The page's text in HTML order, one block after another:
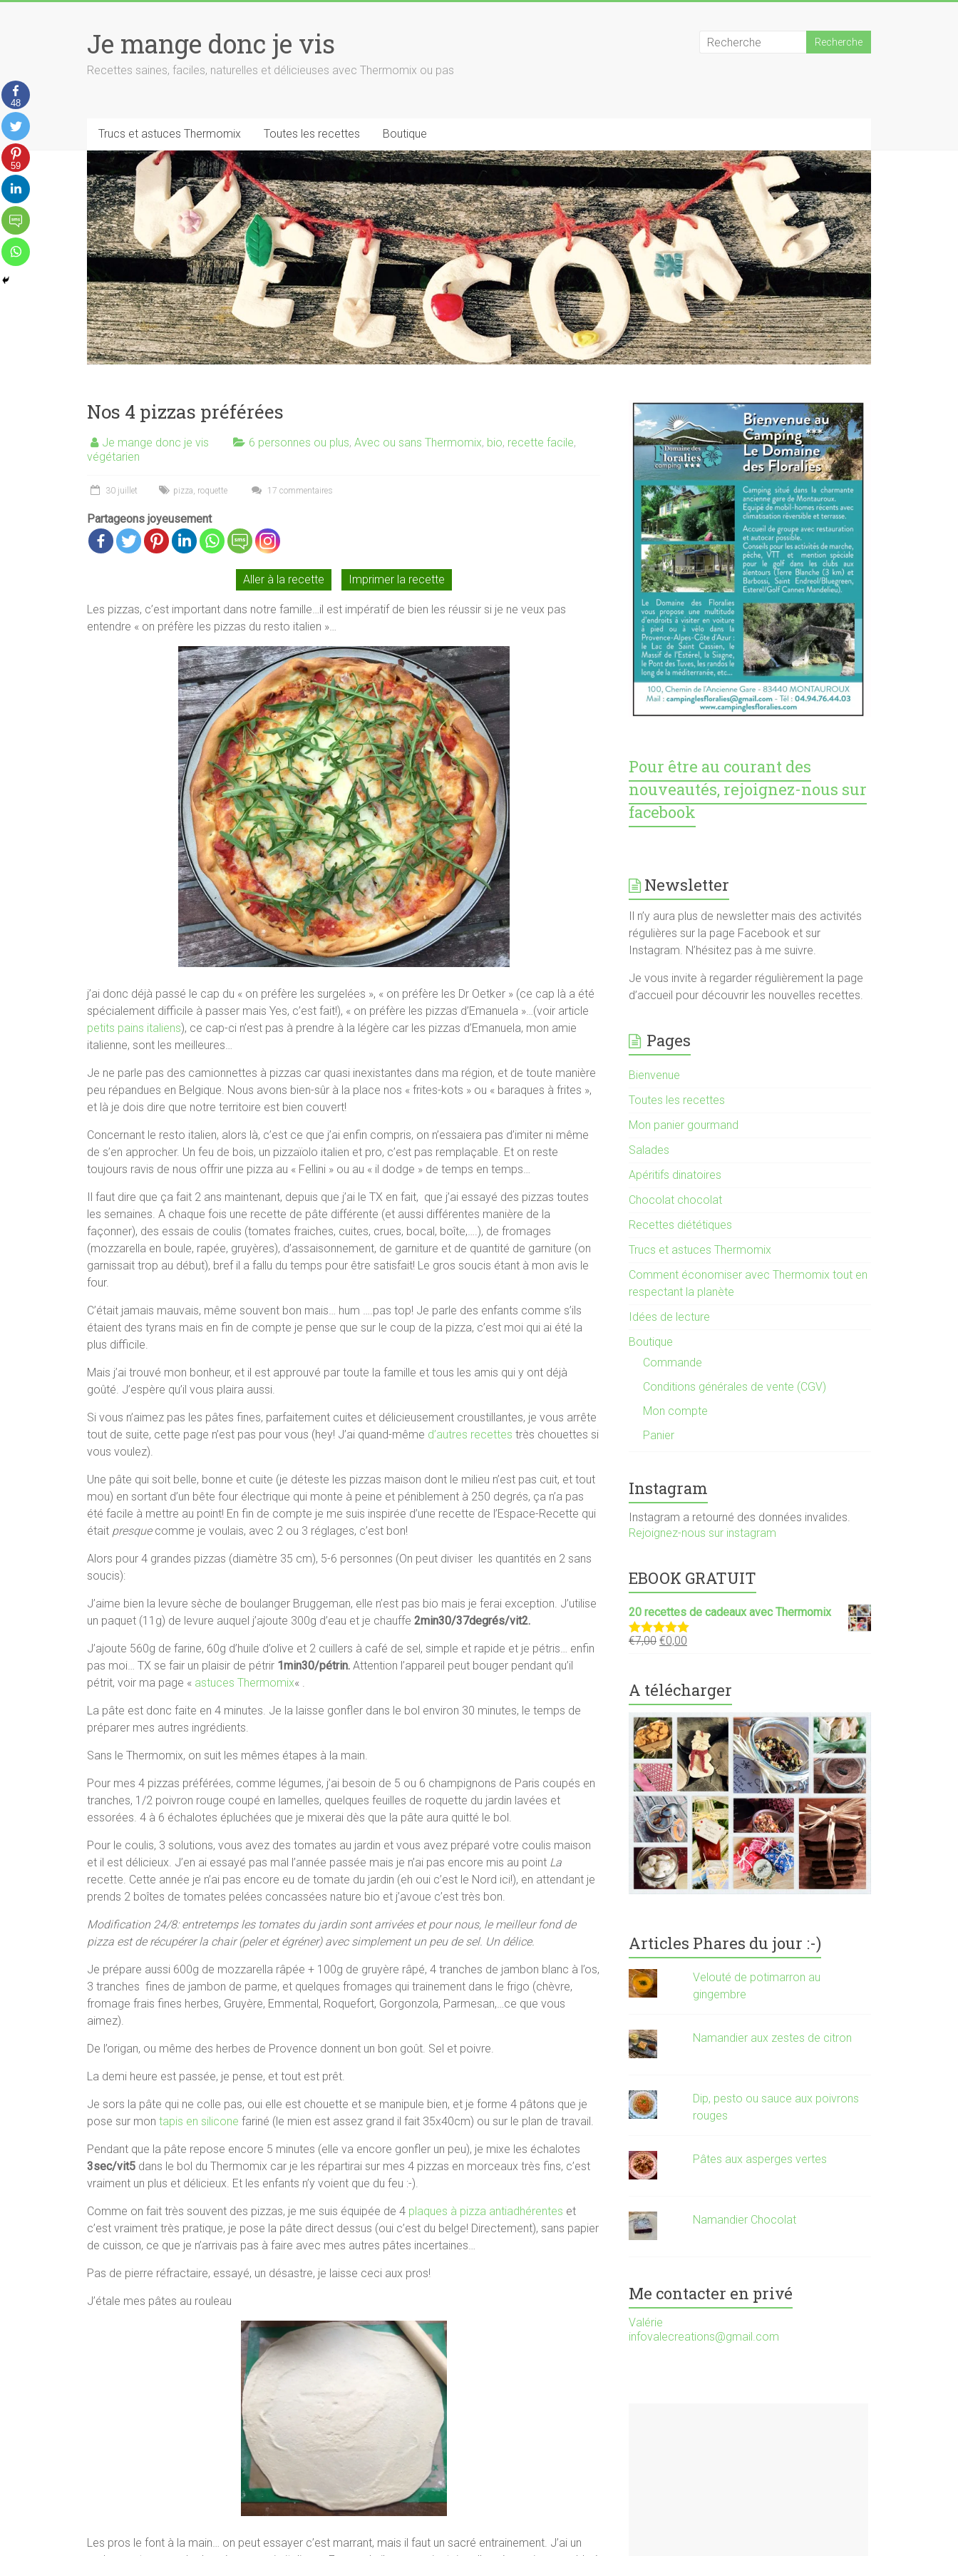
Je mange donc je vis
Recettes saines, faciles, naturelles et délicieuses avec Thermomix ou pas
Trucs et astuces Thermomix Toutes les recettes Boutique
Nos 4 pizzas préférées
Je mange donc je vis 6 personnes ou plus, Avec ou sans Thermomix, bio, recette facile,
végétarien
30 juillet pizza, roquette 17 commentaires
Partageons joyeusement
Aller à la recette Imprimer la recette
Les pizzas, c’est important dans notre famille…il est impératif de bien les réussir si je ne veux pas
entendre « on préfère les pizzas du resto italien »…
j’ai donc déjà passé le cap du « on préfère les surgelées », « on préfère les Dr Oetker » (ce cap là a été
spécialement difficile à passer mais Yes, c’est fait!), « on préfère les pizzas d’Emanuela »…(voir article
petits pains italiens), ce cap-ci n’est pas à prendre à la légère car les pizzas d’Emanuela, mon amie
italienne, sont les meilleures…
Je ne parle pas des camionnettes à pizzas car quasi inexistantes dans ma région, et de toute manière
peu répandues en Belgique. Nous avons bien-sûr à la place nos « frites-kots » ou « baraques à frites »,
et là je dois dire que notre territoire est bien couvert!
Concernant le resto italien, alors là, c’est ce que j’ai enfin compris, on n’essaiera pas d’imiter ni même
de s’en approcher. Un feu de bois, un pizzaïolo italien et pro, c’est pas remplaçable. Et on reste
toujours ravis de nous offrir une pizza au « Fellini » ou au « il dodge » de temps en temps…
Il faut dire que ça fait 2 ans maintenant, depuis que j’ai le TX en fait, que j’ai essayé des pizzas toutes
les semaines. A chaque fois une recette de pâte différente (et aussi différentes manière de la
façonner), des essais de coulis (tomates fraiches, cuites, crues, bocal, boîte,….), de fromages
(mozzarella en boule, rapée, gruyères), d’assaisonnement, de garniture et de quantité de garniture (on
garnissait trop au début), bref il a fallu du temps pour être satisfait! Le gros soucis étant à mon avis le
four.
C’était jamais mauvais, même souvent bon mais… hum ….pas top! Je parle des enfants comme s’ils
étaient des tyrans mais en fin de compte je pense que sur le coup de la pizza, c’est moi qui ai été la
plus difficile.
Mais j’ai trouvé mon bonheur, et il est approuvé par toute la famille et tous les amis qui y ont déjà
goûté. J’espère qu’il vous plaira aussi.
Si vous n’aimez pas les pâtes fines, parfaitement cuites et délicieusement croustillantes, je vous arrête
tout de suite, cette page n’est pas pour vous (hey! J’ai quand-même d’autres recettes très chouettes si
vous voulez).
Une pâte qui soit belle, bonne et cuite (je déteste les pizzas maison dont le milieu n’est pas cuit, et tout
mou) en sortant d’un bête four électrique qui monte à peine et péniblement à 250 degrés, ça n’a pas
été facile à mettre au point! En fin de compte je me suis inspirée d’une recette de l’Espace-Recette qui
était presquecomme je voulais, avec 2 ou 3 réglages, c’est bon!
Alors pour 4 grandes pizzas (diamètre 35 cm), 5-6 personnes (On peut diviser les quantités en 2 sans
soucis):
J’aime bien la levure sèche de boulanger Bruggeman, elle n’est pas bio mais je ferai exception. J’utilise
un paquet (11g) de levure auquel j’ajoute 300g d’eau et je chauffe 2min30/37degrés/vit2.
J’ajoute 560g de farine, 60g d’huile d’olive et 2 cuillers à café de sel, simple et rapide et je pétris… enfin
pas moi… TX se fair un plaisir de pétrir 1min30/pétrin. Attention l’appareil peut bouger pendant qu’il
pétrit, voir ma page « astuces Thermomix« .
La pâte est donc faite en 4 minutes. Je la laisse gonfler dans le bol environ 30 minutes, le temps de
préparer mes autres ingrédients.
Sans le Thermomix, on suit les mêmes étapes à la main.
Pour mes 4 pizzas préférées, comme légumes, j’ai besoin de 5 ou 6 champignons de Paris coupés en
tranches, 1/2 poivron rouge coupé en lamelles, quelques feuilles de roquette du jardin lavées et
essorées. 4 à 6 échalotes épluchées que je mixerai dès que la pâte aura quitté le bol.
Pour le coulis, 3 solutions, vous avez des tomates au jardin et vous avez préparé votre coulis maison
et il est délicieux. J’en ai essayé pas mal l’année passée mais je n’ai pas encore mis au point La
recette. Cette année je n’ai pas encore eu de tomate du jardin (eh oui c’est le Nord ici!), en attendant je
prends 2 boîtes de tomates pelées concassées nature bio et j’avoue c’est très bon.
Modification 24/8: entretemps les tomates du jardin sont arrivées et pour nous, le meilleur fond de
pizza est de récupérer la chair (peler et égréner) avec simplement un peu de sel. Un délice.
Je prépare aussi 600g de mozzarella râpée + 100g de gruyère râpé, 4 tranches de jambon blanc à l’os,
3 tranches fines de jambon de parme, et quelques fromages qui trainement dans le frigo (chèvre,
fromage frais fines herbes, Gruyère, Emmental, Roquefort, Gorgonzola, Parmesan,…ce que vous
aimez).
De l’origan, ou même des herbes de Provence donnent un bon goût. Sel et poivre.
La demi heure est passée, je pense, et tout est prêt.
Je sors la pâte qui ne colle pas, oui elle est chouette et se manipule bien, et je forme 4 pâtons que je
pose sur mon tapis en silicone fariné (le mien est assez grand il fait 35x40cm) ou sur le plan de travail.
Pendant que la pâte repose encore 5 minutes (elle va encore gonfler un peu), je mixe les échalotes
3sec/vit5 dans le bol du Thermomix car je les répartirai sur mes 4 pizzas en morceaux très fins, c’est
vraiment un plus et délicieux. Et les enfants n’y voient que du feu :-).
Comme on fait très souvent des pizzas, je me suis équipée de 4 plaques à pizza antiadhérentes et
c’est vraiment très pratique, je pose la pâte direct dessus (oui c’est du belge! Directement), sans papier
de cuisson, ce que je n’arrivais pas à faire avec mes autres pâtes incertaines…
Pas de pierre réfractaire, essayé, un désastre, je laisse ceci aux pros!
J’étale mes pâtes au rouleau
Les pros le font à la main… on peut essayer c’est marrant, mais il faut un sacré entrainement. J’ai un
48
59
Pour être au courant des
nouveautés, rejoignez-nous sur
facebook
Newsletter
Il n’y aura plus de newsletter mais des activités
régulières sur la page Facebook et sur
Instagram. N’hésitez pas à me suivre.
Je vous invite à regarder régulièrement la page
d’accueil pour découvrir les nouvelles recettes.
Pages
Bienvenue
Toutes les recettes
Mon panier gourmand
Salades
Apéritifs dinatoires
Chocolat chocolat
Recettes diététiques
Trucs et astuces Thermomix
Comment économiser avec Thermomix tout en
respectant la planète
Idées de lecture
Boutique
Commande
Conditions générales de vente (CGV)
Mon compte
Panier
Instagram
Instagram a retourné des données invalides.
Rejoignez-nous sur instagram
EBOOK GRATUIT
20 recettes de cadeaux avec Thermomix
Note5.00
€7,00 €0,00
A télécharger
Articles Phares du jour :-)
Velouté de potimarron au
gingembre
Namandier aux zestes de citron
Dip, pesto ou sauce aux poivrons
rouges
Pâtes aux asperges vertes
Namandier Chocolat
Me contacter en privé
Valérie
infovalecreations@gmail.com